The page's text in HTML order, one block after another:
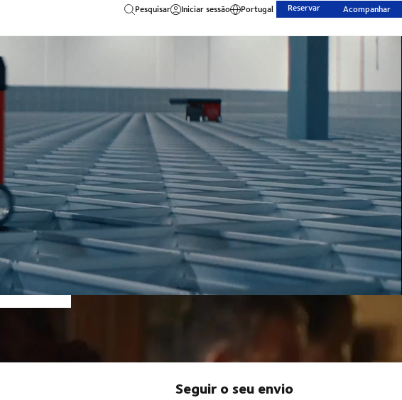
Pesquisar Iniciar sessão Portugal Reservar Acompanhar
Seguir o seu envio